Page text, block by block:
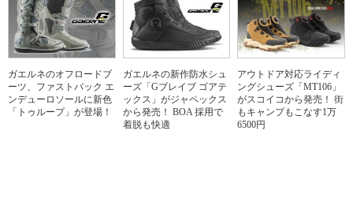
ガエルネのオフロードブ
ーツ、ファストバック エ
ンデューロソールに新色
「トゥループ」が登場！
ガエルネの新作防水シュ
ーズ「Gブレイブ ゴアテ
ックス」がジャペックス
から発売！ BOA 採用で
着脱も快適
アウトドア対応ライディ
ングシューズ「MT106」
がスコイコから発売！ 街
もキャンプもこなす1万
6500円